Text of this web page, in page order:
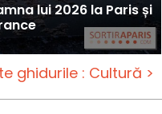
lui 2026 la Paris și
ghidurile : Cultură >